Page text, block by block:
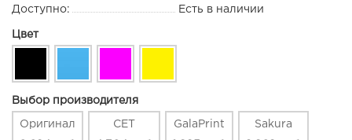
Доступно:
Есть в наличии
Цвет
Выбор производителя
Оригинал CET GalaPrint Sakura